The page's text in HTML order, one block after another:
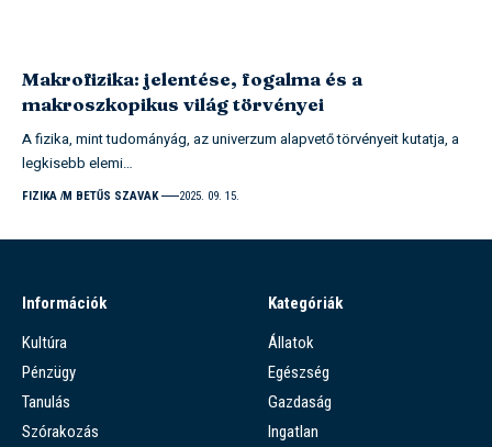
Makrofizika: jelentése, fogalma és a
makroszkopikus világ törvényei
A fizika, mint tudományág, az univerzum alapvető törvényeit kutatja, a
legkisebb elemi…
FIZIKA M BETŰS SZAVAK 2025. 09. 15.
Információk
Kultúra
Pénzügy
Tanulás
Szórakozás
Kategóriák
Állatok
Egészség
Gazdaság
Ingatlan